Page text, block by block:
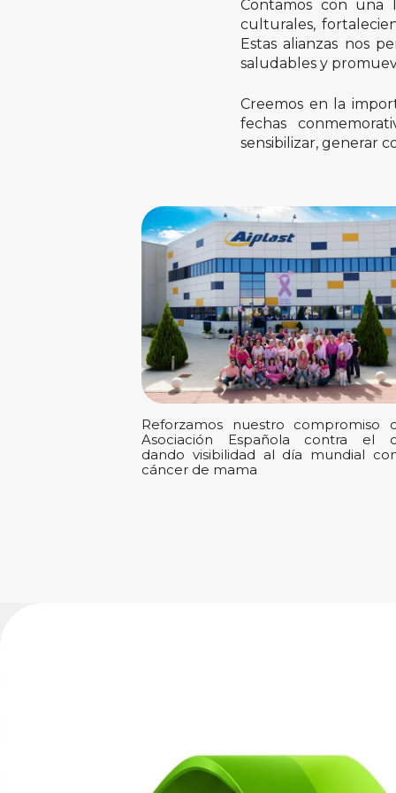
Contamos con una
culturales,
Estas alianzas nos
saludables y
Creemos en la
fechas
sensibilizar, generar
Reforzamos nuestro compromiso
Asociación Española contra el
dando visibilidad al día mundial
cáncer de mama